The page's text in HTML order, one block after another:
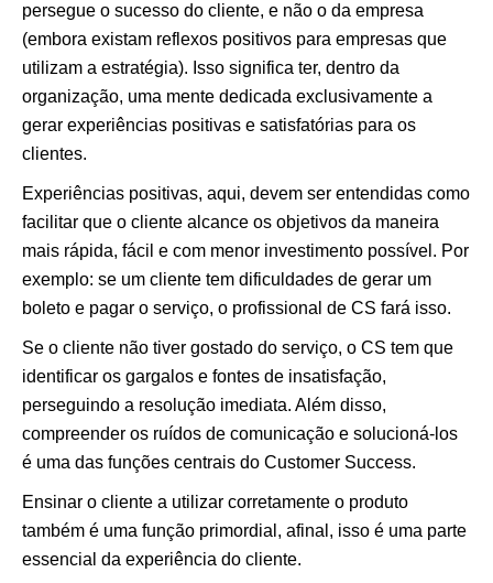
persegue o sucesso do cliente, e não o da empresa
(embora existam reflexos positivos para empresas que
utilizam a estratégia). Isso significa ter, dentro da
organização, uma mente dedicada exclusivamente a
gerar experiências positivas e satisfatórias para os
clientes.
Experiências positivas, aqui, devem ser entendidas como
facilitar que o cliente alcance os objetivos da maneira
mais rápida, fácil e com menor investimento possível. Por
exemplo: se um cliente tem dificuldades de gerar um
boleto e pagar o serviço, o profissional de CS fará isso.
Se o cliente não tiver gostado do serviço, o CS tem que
identificar os gargalos e fontes de insatisfação,
perseguindo a resolução imediata. Além disso,
compreender os ruídos de comunicação e solucioná-los
é uma das funções centrais do Customer Success.
Ensinar o cliente a utilizar corretamente o produto
também é uma função primordial, afinal, isso é uma parte
essencial da experiência do cliente.